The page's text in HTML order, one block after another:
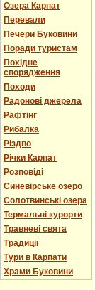
Озера Карпат
Перевали
Печери Буковини
Поради туристам
Похідне
спорядження
Походи
Радонові джерела
Рафтінг
Рибалка
Різдво
Річки Карпат
Розповіді
Синевірське озеро
Солотвинські озера
Термальні курорти
Травневі свята
Традиції
Тури в Карпати
Храми Буковини